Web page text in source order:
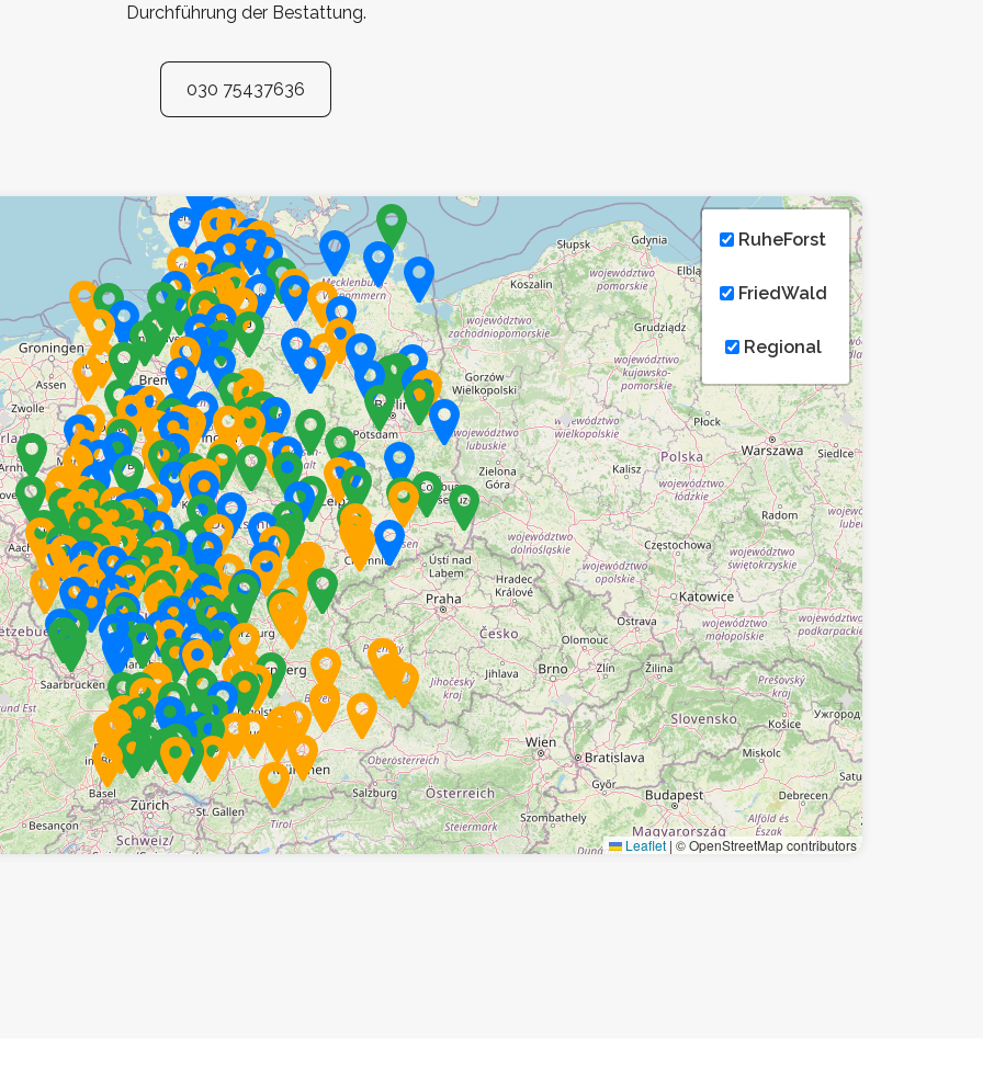
Durchführung der Bestattung.
030 75437636
RuheForst
FriedWald
Regional
Leaflet | © OpenStreetMap contributors